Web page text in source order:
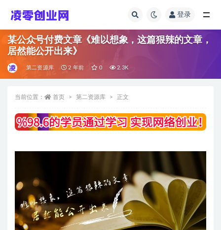
登录
某公众号付费文章《难以想象，这篇狠辣的文章，
居然能公开出来》
第二资源库 2 年前 0 2.3K
当前位置： 首页 第二资源库 正文